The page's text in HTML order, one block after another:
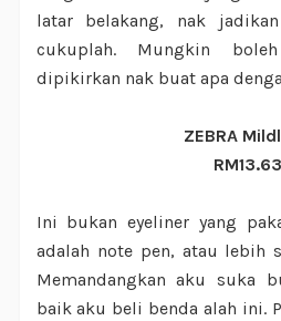
latar belakang, nak
cukuplah. Mungkin
dipikirkan nak buat apa
ZEBRA
RM13.63
Ini bukan eyeliner yang
adalah note pen, atau lebih
Memandangkan aku suka
baik aku beli benda alah ini.